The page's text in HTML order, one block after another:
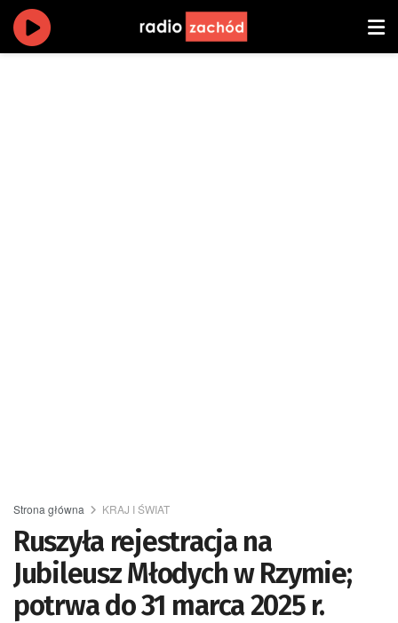
Strona główna KRAJ I ŚWIAT
Ruszyła rejestracja na
Jubileusz Młodych w Rzymie;
potrwa do 31 marca 2025 r.